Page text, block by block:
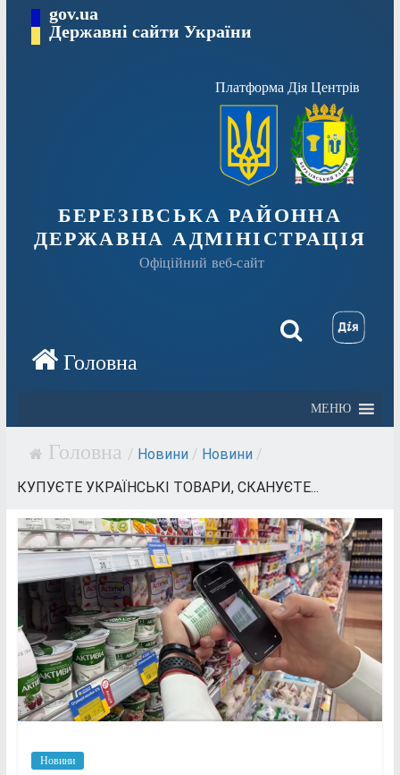
Перейтиgov.ua
Державні сайти України
Платформа Дія Центрів
БЕРЕЗІВСЬКА РАЙОННА
ДЕРЖАВНА АДМІНІСТРАЦІЯ
Офіційний веб-сайт
МЕНЮ
/ Новини / Новини /
КУПУЄТЕ УКРАЇНСЬКІ ТОВАРИ, СКАНУЄТЕ...
Новини